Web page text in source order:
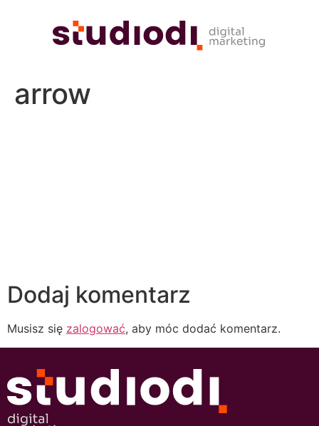
arrow
Dodaj komentarz
Musisz się zalogować, aby móc dodać komentarz.